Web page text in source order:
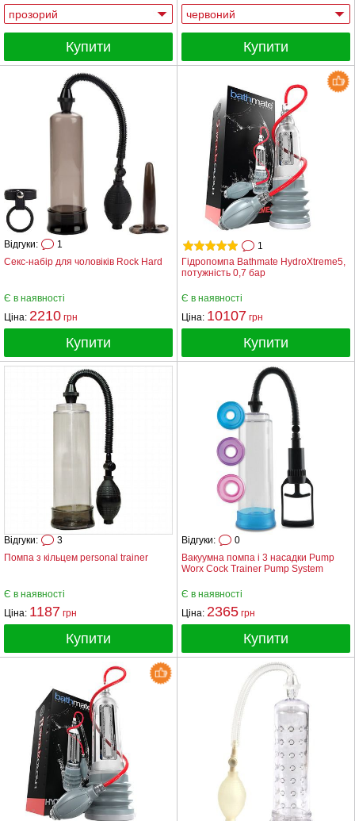
Купити Купити
Секс-набір для чоловіків Rock Hard
Відгуки: 1
Є в наявності
Ціна: 2210 грн
Купити
Гідропомпа Bathmate HydroXtreme5,
потужність 0,7 бар
1
Є в наявності
Ціна: 10107 грн
Купити
Помпа з кільцем personal trainer
Відгуки: 3
Є в наявності
Ціна: 1187 грн
Купити
Вакуумна помпа і 3 насадки Pump
Worx Cock Trainer Pump System
Відгуки: 0
Є в наявності
Ціна: 2365 грн
Купити